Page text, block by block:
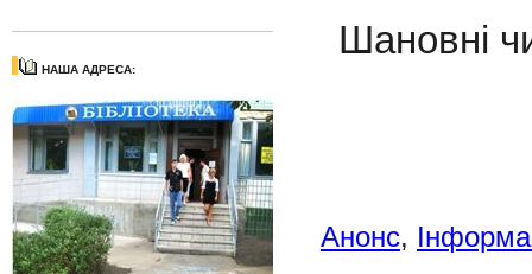
НАША АДРЕСА:
Шановні
Анонс,